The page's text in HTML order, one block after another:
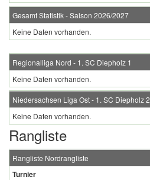
Gesamt Statistik - Saison 2026/2027
Keine Daten vorhanden.
Regionalliga Nord - 1. SC Diepholz 1
Keine Daten vorhanden.
Niedersachsen Liga Ost - 1. SC Diepholz 2
Keine Daten vorhanden.
Rangliste
Rangliste Nordrangliste
Turnier